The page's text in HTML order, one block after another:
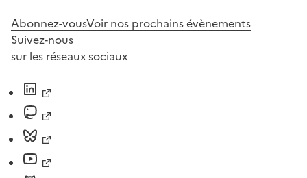
Abonnez-vousVoir nos prochains évènements
Suivez-nous
sur les réseaux sociaux